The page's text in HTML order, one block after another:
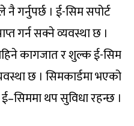
गर्नुपर्छ । ई-सिम सपोर्ट
गर्न सक्ने व्यवस्था छ ।
कागजात र शुल्क ई-सिम
छ । सिमकार्डमा भएको
थप सुविधा रहन्छ ।